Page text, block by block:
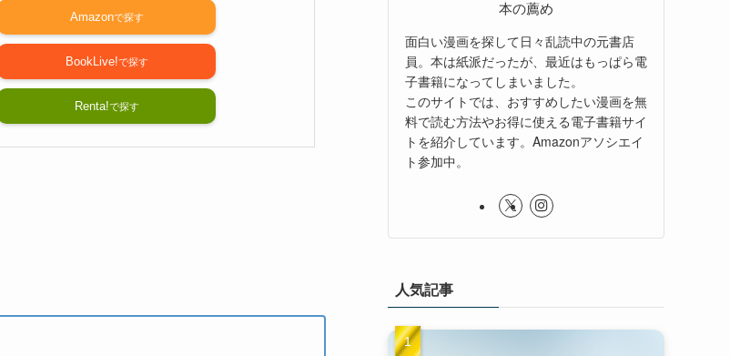
Amazon
BookLive!
Renta!
本の薦め
面白い漫画を探して日々乱読中の元書店
員。本は紙派だったが、最近はもっぱら電
子書籍になってしまいました。
このサイトでは、おすすめしたい漫画を無
料で読む方法やお得に使える電子書籍サイ
トを紹介しています。Amazonアソシエイ
ト参加中。
人気記事